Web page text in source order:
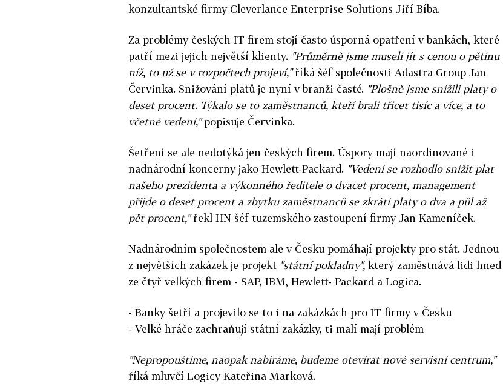
konzultantské firmy Cleverlance Enterprise Solutions Jiří Bíba.
Za problémy českých IT firem stojí často úsporná opatření v bankách, které
patří mezi jejich největší klienty. "Průměrně jsme museli jít s cenou o pětinu
níž, to už se v rozpočtech projeví,"říká šéf společnosti Adastra Group Jan
Červinka. Snižování platů je nyní v branži časté. "Plošně jsme snížili platy o
deset procent. Týkalo se to zaměstnanců, kteří brali třicet tisíc a více, a to
včetně vedení,"popisuje Červinka.
Šetření se ale nedotýká jen českých firem. Úspory mají naordinované i
nadnárodní koncerny jako Hewlett-Packard. "Vedení se rozhodlo snížit plat
našeho prezidenta a výkonného ředitele o dvacet procent, management
přijde o deset procent a zbytku zaměstnanců se zkrátí platy o dva a půl až
pět procent,"řekl HN šéf tuzemského zastoupení firmy Jan Kameníček.
Nadnárodním společnostem ale v Česku pomáhají projekty pro stát. Jednou
z největších zakázek je projekt "státní pokladny", který zaměstnává lidi hned
ze čtyř velkých firem - SAP, IBM, Hewlett- Packard a Logica.
- Banky šetří a projevilo se to i na zakázkách pro IT firmy v Česku
- Velké hráče zachraňují státní zakázky, ti malí mají problém
"Nepropouštíme, naopak nabíráme, budeme otevírat nové servisní centrum,"
říká mluvčí Logicy Kateřina Marková.